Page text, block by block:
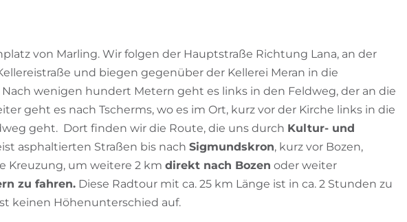
von Marling. Wir folgen der Hauptstraße Richtung Lana, an der
und biegen gegenüber der Kellerei Meran in die
Nach wenigen hundert Metern geht es links in den Feldweg, der an die
geht es nach Tscherms, wo es im Ort, kurz vor der Kirche links in die
geht. Dort finden wir die Route, die uns durch Kultur- und
asphaltierten Straßen bis nach Sigmundskron, kurz vor Bozen,
Kreuzung, um weitere 2 km direkt nach Bozen oder weiter
zu fahren. Diese Radtour mit ca. 25 km Länge ist in ca. 2 Stunden zu
keinen Höhenunterschied auf.